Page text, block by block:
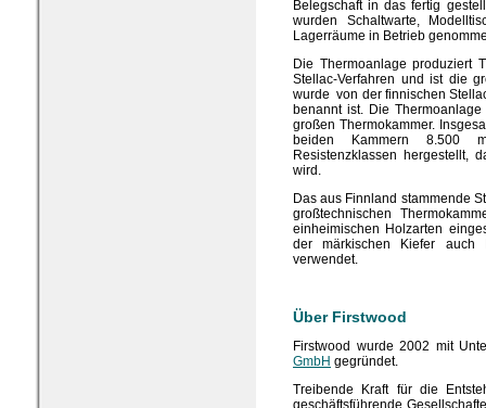
Belegschaft in das fertig
wurden Schaltwarte,
Lagerräume in Betrieb
Die Thermoanlage produziert
Stellac-Verfahren und ist die
wurde von der finnischen
benannt ist. Die
großen Thermokammer.
beiden Kammern 8.500
Resistenzklassen hergestellt,
wird.
Das aus Finnland stammende
großtechnischen
einheimischen Holzarten
der märkischen Kiefer
verwendet.
Über Firstwood
Firstwood wurde 2002 mit
GmbH gegründet.
Treibende Kraft für die
geschäftsführende